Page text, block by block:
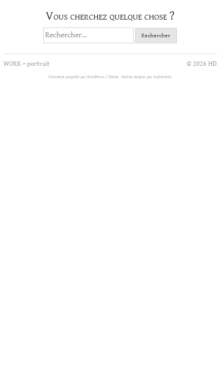
Vous cherchez quelque chose ?
Rechercher :
WORK>portrait © 2026 HD
Fièrement propulsé par WordPress. Thème : helene-delprat par SophieWeb.